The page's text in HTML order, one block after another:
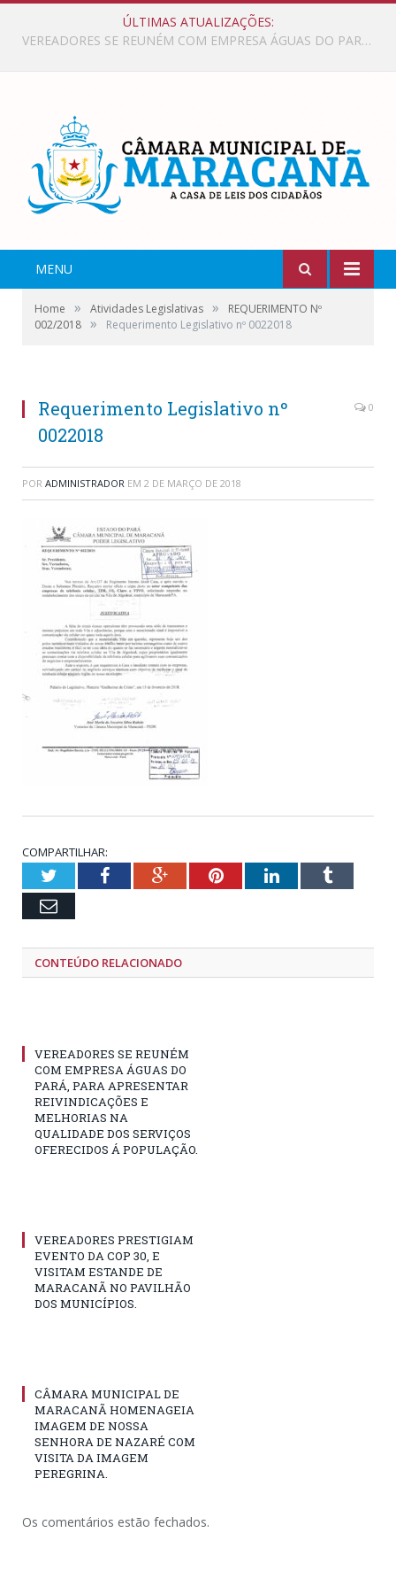
ÚLTIMAS ATUALIZAÇÕES:
VEREADORES PRESTIGIAM EVENTO DA COP 30, E VISITAM ESTANDE DE MARACANÃ NO PAVILHÃO DOS MUNICÍPIOS.
MENU
Home » Atividades Legislativas »
REQUERIMENTO Nº
002/2018 » Requerimento Legislativo nº 0022018
Requerimento Legislativo nº
0022018
0
POR ADMINISTRADOR EM 2 DE MARÇO DE 2018
COMPARTILHAR:
TwitterFacebookGoogle+PinterestLinkedInTumblr
Email
CONTEÚDO RELACIONADO
VEREADORES SE REUNÉM
COM EMPRESA ÁGUAS DO
PARÁ, PARA APRESENTAR
REIVINDICAÇÕES E
MELHORIAS NA
QUALIDADE DOS SERVIÇOS
OFERECIDOS Á POPULAÇÃO.
VEREADORES PRESTIGIAM
EVENTO DA COP 30, E
VISITAM ESTANDE DE
MARACANÃ NO PAVILHÃO
DOS MUNICÍPIOS.
CÂMARA MUNICIPAL DE
MARACANÃ HOMENAGEIA
IMAGEM DE NOSSA
SENHORA DE NAZARÉ COM
VISITA DA IMAGEM
PEREGRINA.
Os comentários estão fechados.